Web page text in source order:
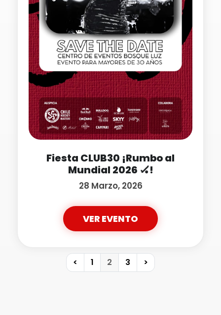
Fiesta CLUB30 ¡Rumbo al
Mundial 2026 🏑!
28 Marzo, 2026
VER EVENTO
< 1 2 3 >